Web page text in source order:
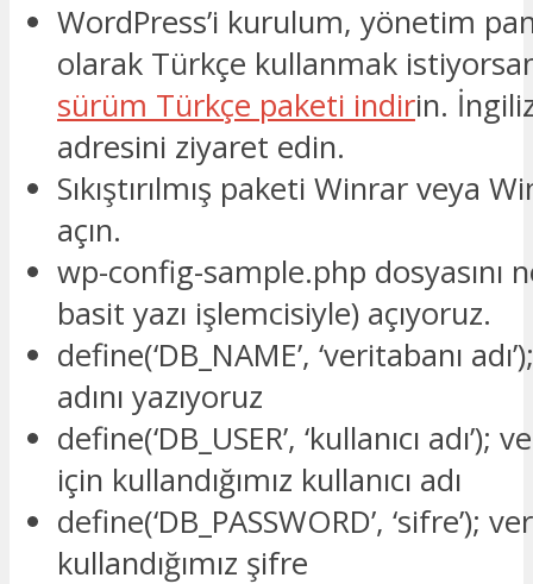
WordPress’i kurulum, yönetim
olarak Türkçe kullanmak
sürüm Türkçe paketi indirin.
adresini ziyaret edin.
Sıkıştırılmış paketi Winrar veya
açın.
wp-config-sample.php dosyasını
basit yazı işlemcisiyle) açıyoruz.
define(‘DB_NAME’, ‘veritabanı
adını yazıyoruz
define(‘DB_USER’, ‘kullanıcı
için kullandığımız kullanıcı adı
define(‘DB_PASSWORD’, ‘sifre’);
kullandığımız şifre